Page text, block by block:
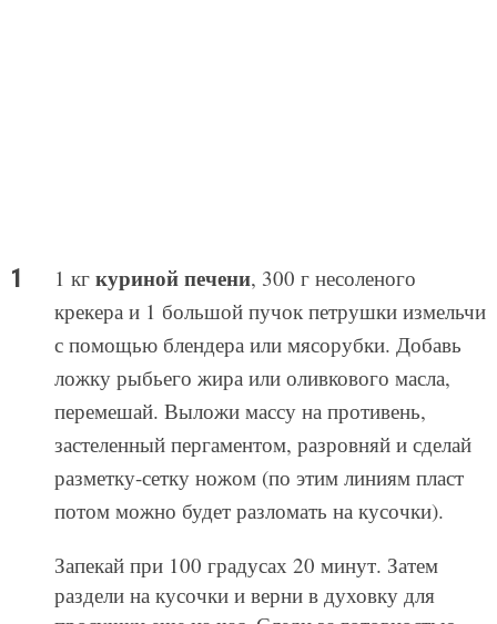
1 кг куриной печени, 300 г несоленого
крекера и 1 большой пучок петрушки измельчи
с помощью блендера или мясорубки. Добавь
ложку рыбьего жира или оливкового масла,
перемешай. Выложи массу на противень,
застеленный пергаментом, разровняй и сделай
разметку-сетку ножом (по этим линиям пласт
потом можно будет разломать на кусочки).
Запекай при 100 градусах 20 минут. Затем
раздели на кусочки и верни в духовку для